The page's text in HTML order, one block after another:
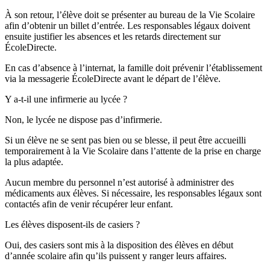
À son retour, l’élève doit se présenter au bureau de la Vie Scolaire
afin d’obtenir un billet d’entrée. Les responsables légaux doivent
ensuite justifier les absences et les retards directement sur
ÉcoleDirecte.
En cas d’absence à l’internat, la famille doit prévenir l’établissement
via la messagerie ÉcoleDirecte avant le départ de l’élève.
Y a-t-il une infirmerie au lycée ?
Non, le lycée ne dispose pas d’infirmerie.
Si un élève ne se sent pas bien ou se blesse, il peut être accueilli
temporairement à la Vie Scolaire dans l’attente de la prise en charge
la plus adaptée.
Aucun membre du personnel n’est autorisé à administrer des
médicaments aux élèves. Si nécessaire, les responsables légaux sont
contactés afin de venir récupérer leur enfant.
Les élèves disposent-ils de casiers ?
Oui, des casiers sont mis à la disposition des élèves en début
d’année scolaire afin qu’ils puissent y ranger leurs affaires.